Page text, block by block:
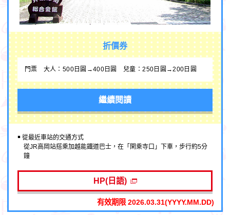
折價券
門票 大人：500日圓→400日圓 兒童：250日圓→200日圓
繼續閱讀
￭ 從最近車站的交通方式
從JR高岡站搭乘加越能鐵道巴士，在「閑乘寺口」下車，步行約5分
鐘
HP(日語)
有效期限 2026.03.31(YYYY.MM.DD)